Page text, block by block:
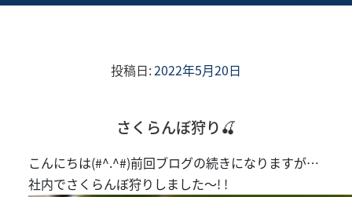
投稿日:2022年5月20日
さくらんぼ狩り🍒
こんにちは(#^.^#)前回ブログの続きになりますが…
社内でさくらんぼ狩りしました～! !